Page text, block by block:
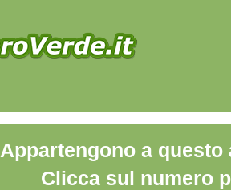
Appartengono a
Clicca sul numero